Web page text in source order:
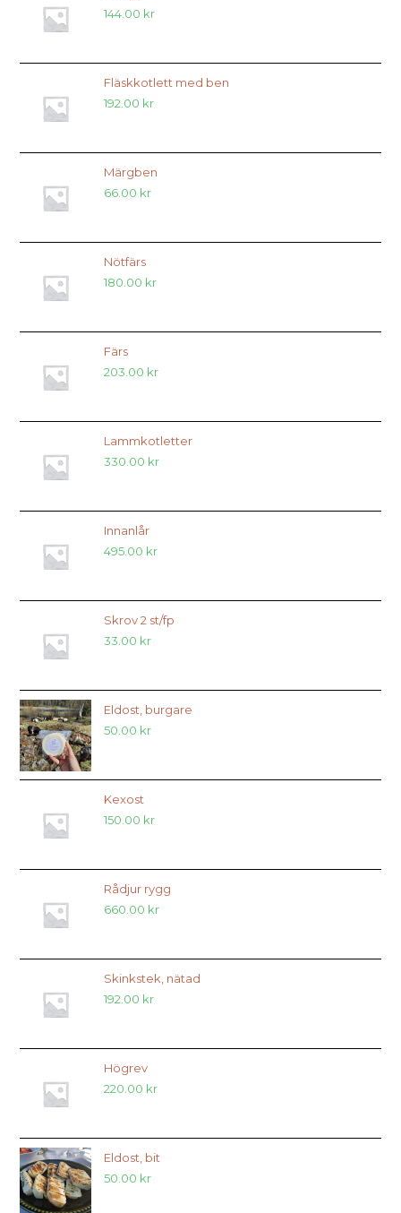
144.00 kr
Fläskkotlett med ben
192.00 kr
Märgben
66.00 kr
Nötfärs
180.00 kr
Färs
203.00 kr
Lammkotletter
330.00 kr
Innanlår
495.00 kr
Skrov 2 st/fp
33.00 kr
Eldost, burgare
50.00 kr
Kexost
150.00 kr
Rådjur rygg
660.00 kr
Skinkstek, nätad
192.00 kr
Högrev
220.00 kr
Eldost, bit
50.00 kr